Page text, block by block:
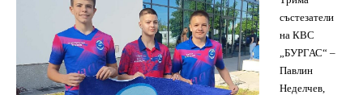
състезатели
на КВС
„БУРГАС“ –
Павлин
Неделчев,